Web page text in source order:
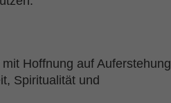
Hoffnung auf Auferstehung
Spiritualität und